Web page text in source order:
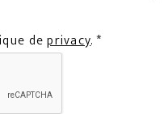
deprivacy. *